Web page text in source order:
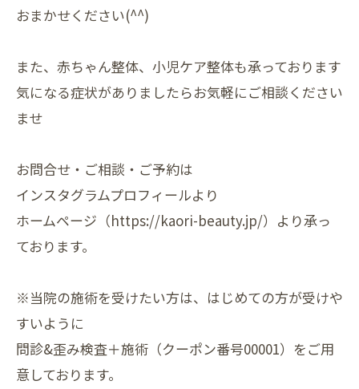
おまかせください(^^)
また、赤ちゃん整体、小児ケア整体も承っております
気になる症状がありましたらお気軽にご相談ください
ませ
お問合せ・ご相談・ご予約は
インスタグラムプロフィールより
ホームページ（https://kaori-beauty.jp/）より承っ
ております。
※当院の施術を受けたい方は、はじめての方が受けや
すいように
問診&歪み検査＋施術（クーポン番号00001）をご用
意しております。